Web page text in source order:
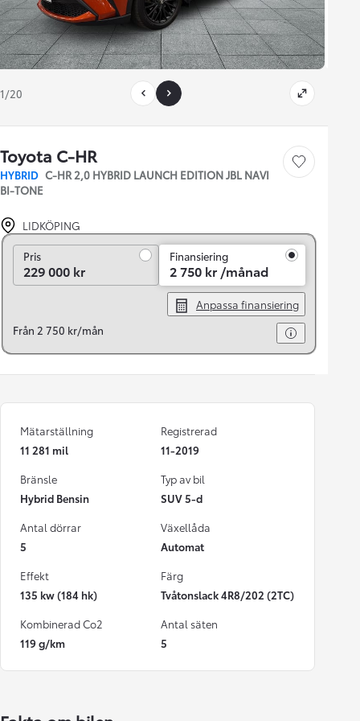
1/20
Toyota C-HR
HYBRID C-HR 2,0 HYBRID LAUNCH EDITION JBL NAVI
BI-TONE
Save car
LIDKÖPING
PrisPris
229 000 kr
Finansiering
2 750 kr /månad
Anpassa finansiering
Från 2 750 kr/mån
Mätarställning
11 281 mil
Registrerad
11-2019
Bränsle
Hybrid Bensin
Typ av bil
SUV 5-d
Antal dörrar
5
Växellåda
Automat
Effekt
135 kw (184 hk)
Färg
Tvåtonslack 4R8/202 (2TC)
Kombinerad Co2
119 g/km
Antal säten
5